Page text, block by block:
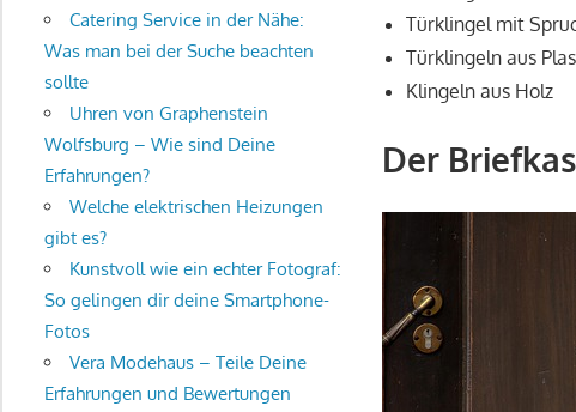
Türklingel mit
Türklingeln aus
Klingeln aus Holz
Der
Catering Service in der Nähe:
Was man bei der Suche beachten
sollte
Uhren von Graphenstein
Wolfsburg – Wie sind Deine
Erfahrungen?
Welche elektrischen Heizungen
gibt es?
Kunstvoll wie ein echter Fotograf:
So gelingen dir deine Smartphone-
Fotos
Vera Modehaus – Teile Deine
Erfahrungen und Bewertungen